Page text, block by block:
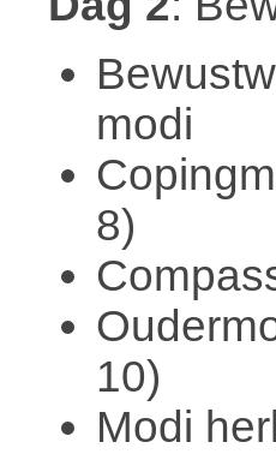
modi
8)
10)
Modi